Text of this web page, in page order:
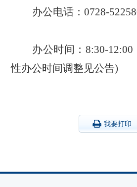
办公电话： 0728-
办公时间： 8:30-12:00
性办公时间调整见公告)
我要打印